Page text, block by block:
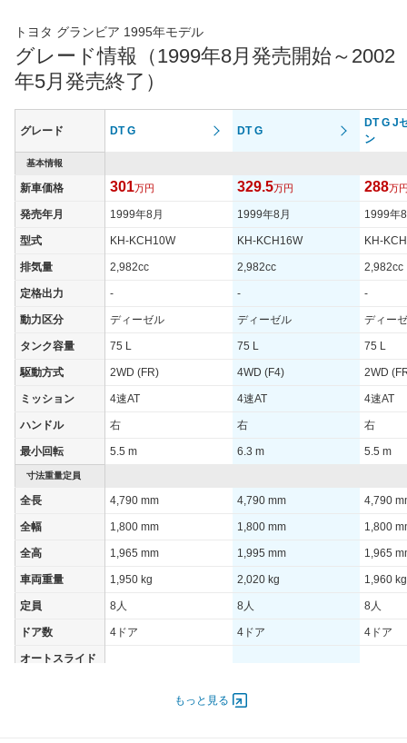
トヨタ グランビア 1995年モデル
グレード情報（1999年8月発売開始～2002
年5月発売終了）
グレード DT G DT G
DT G J
ン
基本情報
新車価格 301万円 329.5万円 288万
発売年月 1999年8月 1999年8月 1999年
型式 KH-KCH10W KH-KCH16W KH-
排気量 2,982cc 2,982cc 2,982cc
定格出力 - - -
動力区分 ディーゼル ディーゼル ディー
タンク容量 75 L 75 L 75 L
駆動方式 2WD (FR) 4WD (F4) 2WD
ミッション 4速AT 4速AT 4速AT
ハンドル 右 右 右
最小回転 5.5 m 6.3 m 5.5 m
寸法重量定員
全長 4,790 mm 4,790 mm 4,790
全幅 1,800 mm 1,800 mm 1,800
全高 1,965 mm 1,995 mm 1,965
車両重量 1,950 kg 2,020 kg 1,960 kg
定員 8人 8人 8人
ドア数 4ドア 4ドア 4ドア
オートスライド
もっと見る